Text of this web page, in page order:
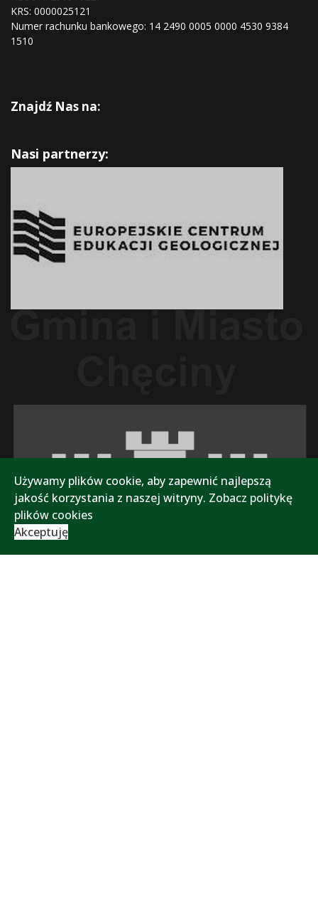
KRS: 0000025121
Numer rachunku bankowego: 14 2490 0005 0000 4530 9384
1510
Znajdź Nas na:
Nasi partnerzy:
Używamy plików cookie, aby zapewnić najlepszą
jakość korzystania z naszej witryny. Zobacz politykę
plików cookies
Akceptuję